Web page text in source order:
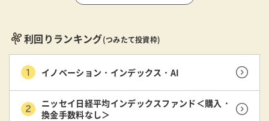
利回りランキング(つみたて投資枠)
イノベーション・インデックス・AI
ニッセイ日経平均インデックスファンド＜購入・
換金手数料なし＞